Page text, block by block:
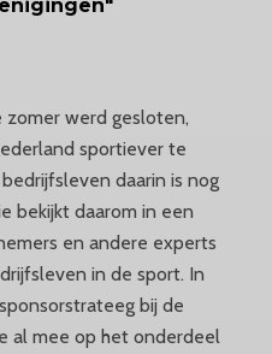
zomer werd gesloten,
sportiever te
daarin is nog
bekijkt daarom in een
en andere experts
in de sport. In
bij de
al mee op het onderdeel